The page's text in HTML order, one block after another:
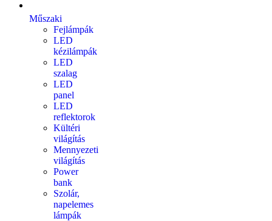
Műszaki
Fejlámpák
LED
kézilámpák
LED
szalag
LED
panel
LED
reflektorok
Kültéri
világítás
Mennyezeti
világítás
Power
bank
Szolár,
napelemes
lámpák